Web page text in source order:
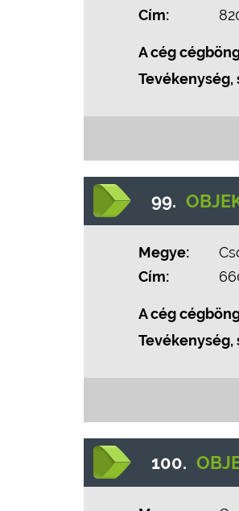
Cím:
A cég
99.
Megye:
Cím:
A cég
100.